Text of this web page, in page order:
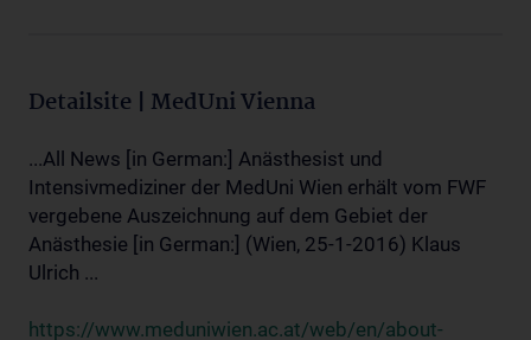
Detailsite | MedUni Vienna
...All News [in German:] Anästhesist und
Intensivmediziner der MedUni Wien erhält vom FWF
vergebene Auszeichnung auf dem Gebiet der
Anästhesie [in German:] (Wien, 25-1-2016) Klaus
Ulrich ...
https://www.meduniwien.ac.at/web/en/about-